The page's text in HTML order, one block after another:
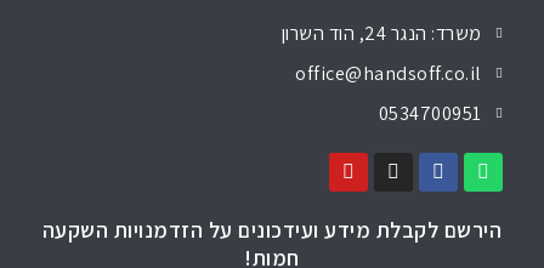
משרד: הנגר 24, הוד השרון
office@handsoff.co.il
0534700951
הירשם לקבלת מידע ועידכונים על הזדמנויות השקעה
חמות!